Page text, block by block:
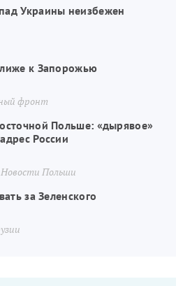
Украины неизбежен
к Запорожью
фронт
Польше: «дырявое»
России
Новости Польши
за Зеленского